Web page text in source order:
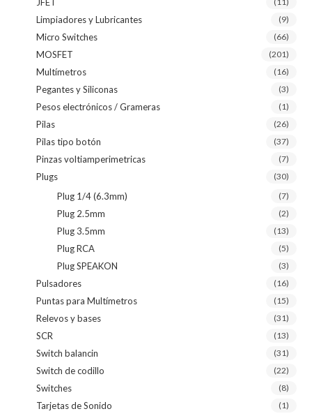
Limpiadores y Lubricantes (9)
Micro Switches (66)
MOSFET (201)
Multímetros (16)
Pegantes y Siliconas (3)
Pesos electrónicos / Grameras (1)
Pilas (26)
Pilas tipo botón (37)
Pinzas voltiamperimetricas (7)
Plugs (30)
Plug 1/4 (6.3mm) (7)
Plug 2.5mm (2)
Plug 3.5mm (13)
Plug RCA (5)
Plug SPEAKON (3)
Pulsadores (16)
Puntas para Multímetros (15)
Relevos y bases (31)
SCR (13)
Switch balancin (31)
Switch de codillo (22)
Switches (8)
Tarjetas de Sonido (1)